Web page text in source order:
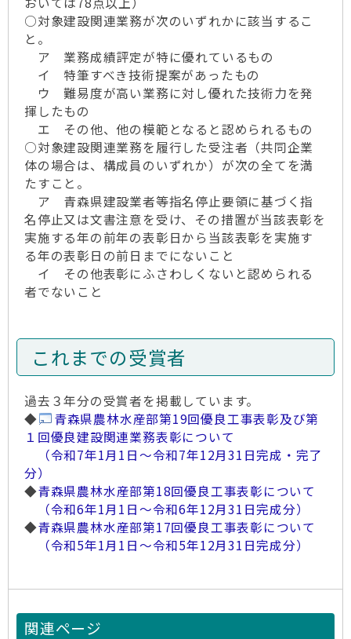
○対象建設関連業務が次のいずれかに該当するこ
と。
ア 業務成績評定が特に優れているもの
イ 特筆すべき技術提案があったもの
ウ 難易度が高い業務に対し優れた技術力を発
揮したもの
エ その他、他の模範となると認められるもの
○対象建設関連業務を履行した受注者（共同企業
体の場合は、構成員のいずれか）が次の全てを満
たすこと。
ア 青森県建設業者等指名停止要領に基づく指
名停止又は文書注意を受け、その措置が当該表彰を
実施する年の前年の表彰日から当該表彰を実施す
る年の表彰日の前日までにないこと
イ その他表彰にふさわしくないと認められる
者でないこと
これまでの受賞者
過去３年分の受賞者を掲載しています。
◆
青森県農林水産部第19回優良工事表彰及び第
１回優良建設関連業務表彰について
（令和7年1月1日～令和7年12月31日完成・完了
分）
◆青森県農林水産部第18回優良工事表彰について
（令和6年1月1日～令和6年12月31日完成分）
◆青森県農林水産部第17回優良工事表彰について
（令和5年1月1日～令和5年12月31日完成分）
関連ページ